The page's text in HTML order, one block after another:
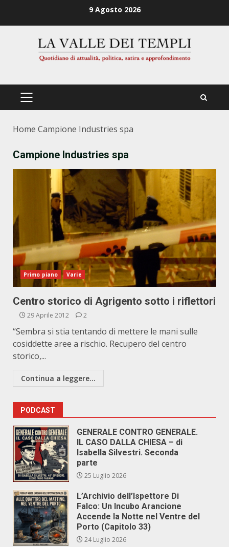
9 Agosto 2026
PRIMÄRES
Home Campione Industries spa
Campione Industries spa
Primo piano Varie
Centro storico di Agrigento sotto i riflettori
29 Aprile 2012 2
“Sembra si stia tentando di mettere le mani sulle
cosiddette aree a rischio. Recupero del centro
storico,...
Continua a leggere...
PODCAST
GENERALE CONTRO GENERALE.
IL CASO DALLA CHIESA – di
Isabella Silvestri. Seconda
parte
25 Luglio 2026
L’Archivio dell’Ispettore Di
Falco: Un Incubo Arancione
Accende la Notte nel Ventre del
Porto (Capitolo 33)
24 Luglio 2026